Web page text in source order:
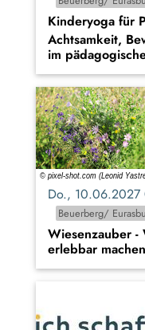
Kinderyoga für
Achtsamkeit,
im
Do.,
Beuerberg/
Wiesenzauber
erlebbar machen